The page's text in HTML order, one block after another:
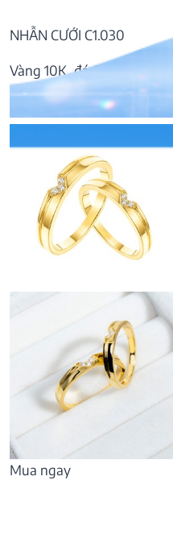
NHẪN CƯỚI C1.030
Vàng 10K, đá CZ
10.466.000₫
Mua ngay